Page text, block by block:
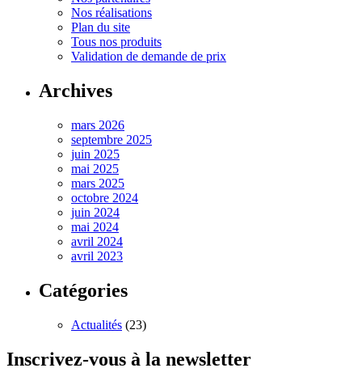
Nos réalisations
Plan du site
Tous nos produits
Validation de demande de prix
Archives
mars 2026
septembre 2025
juin 2025
mai 2025
mars 2025
octobre 2024
juin 2024
mai 2024
avril 2024
avril 2023
Catégories
Actualités (23)
Inscrivez-vous à la newsletter